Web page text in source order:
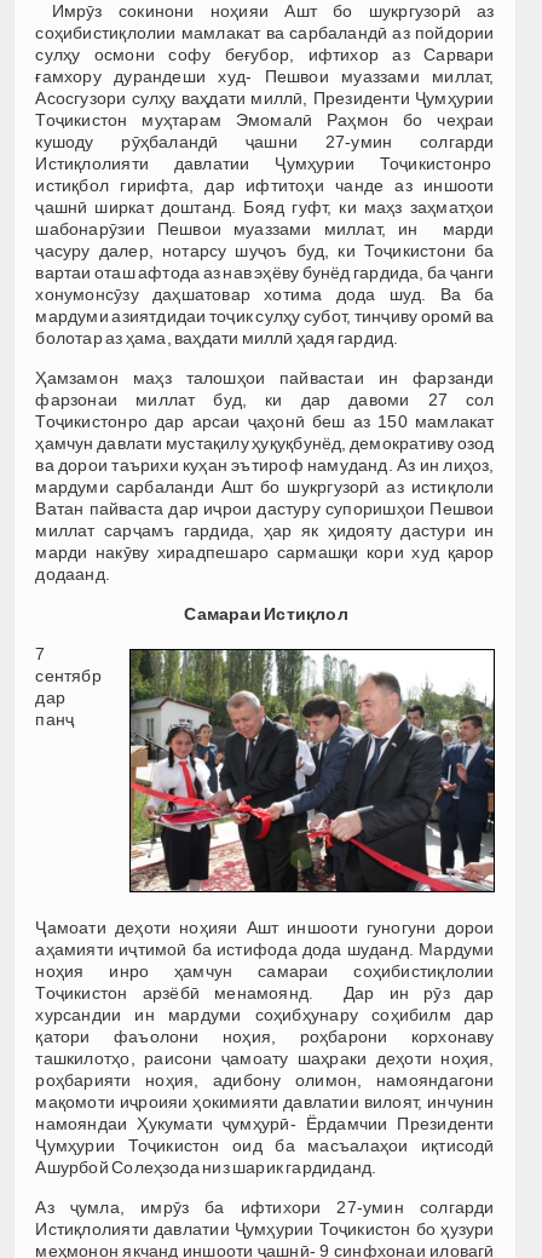
Имрӯз сокинони ноҳияи Ашт бо шукргузорӣ аз
соҳибистиқлолии мамлакат ва сарбаландӣ аз пойдории
сулҳу осмони софу беғубор, ифтихор аз Сарвари
ғамхору дурандеши худ- Пешвои муаззами миллат,
Асосгузори сулҳу ваҳдати миллӣ, Президенти Ҷумҳурии
Тоҷикистон муҳтарам Эмомалӣ Раҳмон бо чеҳраи
кушоду рӯҳбаландӣ ҷашни 27-умин солгарди
Истиқлолияти давлатии Ҷумҳурии Тоҷикистонро
истиқбол гирифта, дар ифтитоҳи чанде аз иншооти
ҷашнӣ ширкат доштанд. Бояд гуфт, ки маҳз заҳматҳои
шабонарӯзии Пешвои муаззами миллат, ин марди
ҷасуру далер, нотарсу шуҷоъ буд, ки Тоҷикистони ба
вартаи оташ афтода аз нав эҳёву бунёд гардида, ба ҷанги
хонумонсӯзу даҳшатовар хотима дода шуд. Ва ба
мардуми азиятдидаи тоҷик сулҳу субот, тинҷиву оромӣ ва
болотар аз ҳама, ваҳдати миллӣ ҳадя гардид.
Ҳамзамон маҳз талошҳои пайвастаи ин фарзанди
фарзонаи миллат буд, ки дар давоми 27 сол
Тоҷикистонро дар арсаи ҷаҳонӣ беш аз 150 мамлакат
ҳамчун давлати мустақилу ҳуқуқбунёд, демокративу озод
ва дорои таърихи куҳан эътироф намуданд. Аз ин лиҳоз,
мардуми сарбаланди Ашт бо шукргузорӣ аз истиқлоли
Ватан пайваста дар иҷрои дастуру супоришҳои Пешвои
миллат сарҷамъ гардида, ҳар як ҳидояту дастури ин
марди накӯву хирадпешаро сармашқи кори худ қарор
додаанд.
Самараи Истиқлол
7
сентябр
дар
панҷ
Ҷамоати деҳоти ноҳияи Ашт иншооти гуногуни дорои
аҳамияти иҷтимоӣ ба истифода дода шуданд. Мардуми
ноҳия инро ҳамчун самараи соҳибистиқлолии
Тоҷикистон арзёбӣ менамоянд. Дар ин рӯз дар
хурсандии ин мардуми соҳибҳунару соҳибилм дар
қатори фаъолони ноҳия, роҳбарони корхонаву
ташкилотҳо, раисони ҷамоату шаҳраки деҳоти ноҳия,
роҳбарияти ноҳия, адибону олимон, намояндагони
мақомоти иҷроияи ҳокимияти давлатии вилоят, инчунин
намояндаи Ҳукумати ҷумҳурӣ- Ёрдамчии Президенти
Ҷумҳурии Тоҷикистон оид ба масъалаҳои иқтисодӣ
Ашурбой Солеҳзода низ шарик гардиданд.
Аз ҷумла, имрӯз ба ифтихори 27-умин солгарди
Истиқлолияти давлатии Ҷумҳурии Тоҷикистон бо ҳузури
меҳмонон якчанд иншооти ҷашнӣ- 9 синфхонаи иловагӣ